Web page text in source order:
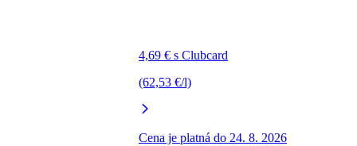
4,69 € s Clubcard
(62,53 €/l)
Cena je platná do 24. 8. 2026